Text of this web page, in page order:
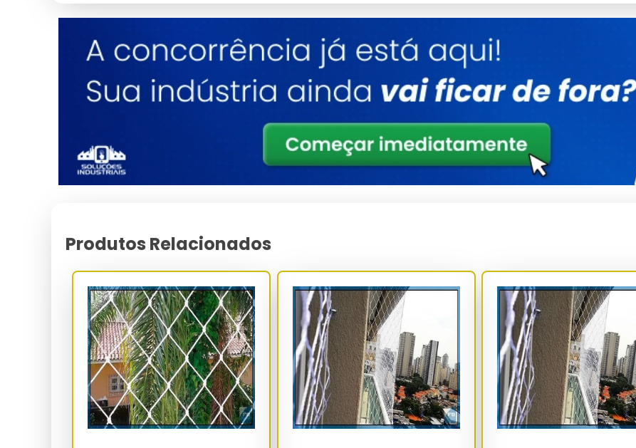
conforme ABNT NBR 14718 e NR-12, reduzindo o downtime operacional por acidentes em até 72%.
O ROI da instalação profissional frente à reposição por falha estrutural é inferior a 14 meses em condomínios
residenciais e inferior a 8 meses em ambientes industriais, considerando o custo médio de sinistro (R$ 28 mil em
residência e R$ 180 mil em planta fabril). A manutenção preventiva semestral com teste de tensão e inspeção
O protocolo de instalação segue a NBR 16046-3 (execução) combinada com a NR-35 (trabalho em altura) e a
NR-18 (segurança na construção civil), estabelecendo pontos de ancoragem a cada 30 cm no perímetro do vão.
Cada gancho de aço galvanizado a fogo com espessura mínima de 3.0 mm deve suportar carga de ruptura
individual superior a 150 kgf, sendo dimensionado conforme carregamento dinâmico e tensão de projeto
ou ancoragem química epóxi-vinil éster em concreto estrutural de classe C25 ou superior. A resistência de
extração é ensaiada conforme ASTM E-488 atingindo valores superiores a 280 kgf, parâmetro mandatório para
O dimensionamento da rede considera malha de 3x3 cm (aplicação pet e infantil), 5x5 cm (contenção geral) ou
12x12 cm (quadras poliesportivas), com diâmetro de fio entre 2.0 mm e 3.5 mm conforme a carga de impacto
prevista. O polietileno de alta densidade (PEAD) 100% virgem passa por extrusão a 280°C e aditivação com 0.2%
de negro de fumo, elevando o MTBF a mais de 60 meses sob radiação UV intensa.
Parâmetro
Especificação
Material da rede
PEAD virgem com 0.2% de negro de fumo
Malha padrão
3x3 cm pet - 5x5 cm geral - 12x12 cm
esportiva
Produtos Relacionados